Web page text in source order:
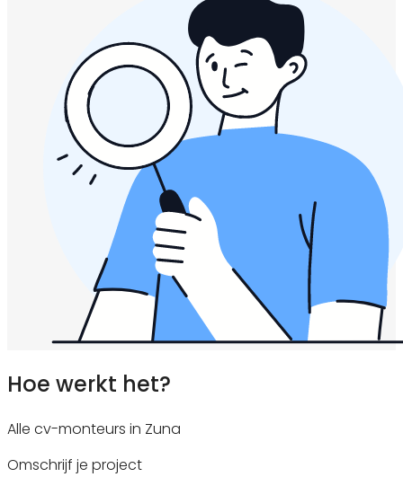
Hoe werkt het?
Alle cv-monteurs in Zuna
Omschrijf je project